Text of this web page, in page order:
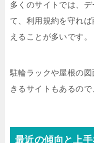
多くのサイトでは、
て、利用規約を守れ
えることが多いです。
駐輪ラックや屋根の
きるサイトもあるので
最近の傾向と上